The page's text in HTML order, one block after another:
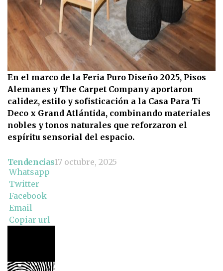
En el marco de la Feria Puro Diseño 2025, Pisos
Alemanes y The Carpet Company aportaron
calidez, estilo y sofisticación a la Casa Para Ti
Deco x Grand Atlántida, combinando materiales
nobles y tonos naturales que reforzaron el
espíritu sensorial del espacio.
Tendencias17 octubre, 2025
Whatsapp
Twitter
Facebook
Email
Copiar url